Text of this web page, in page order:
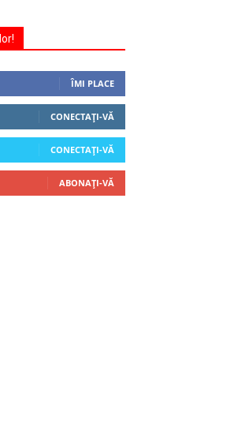
ÎMI PLACE
CONECTAȚI-VĂ
CONECTAȚI-VĂ
ABONAȚI-VĂ